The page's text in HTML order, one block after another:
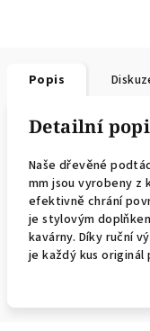
Popis
Detailní
Naše dřevěné
mm jsou vyrobeny
efektivně chrání
je stylovým
kavárny. Díky ruční
je každý kus originál